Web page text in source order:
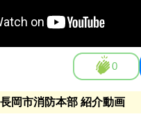
0
岡市消防本部 紹介動画